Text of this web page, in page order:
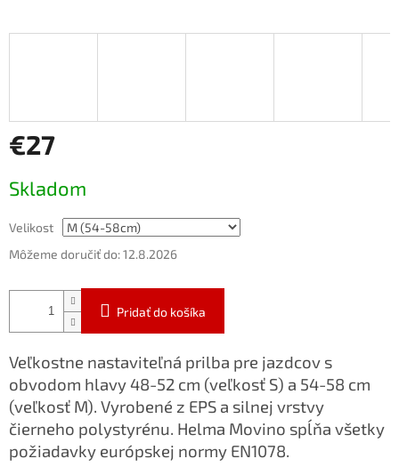
€27
cena:
Skladom
Velikost
Môžeme doručiť do:12.8.2026
Pridať do košíka
Veľkostne nastaviteľná prilba pre jazdcov s
obvodom hlavy 48-52 cm (veľkosť S) a 54-58 cm
(veľkosť M). Vyrobené z EPS a silnej vrstvy
čierneho polystyrénu. Helma Movino spĺňa všetky
požiadavky európskej normy EN1078.